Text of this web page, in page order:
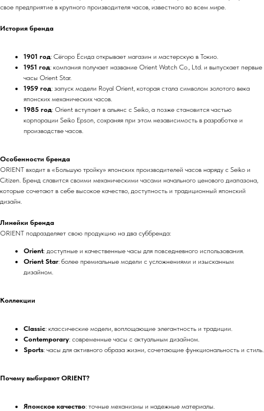
свое предприятие в крупного производителя часов, известного во всем мире.
История бренда
1901 год: Сёгоро Ёсида открывает магазин и мастерскую в Токио.
1951 год: компания получает название Orient Watch Co., Ltd. и выпускает первые
часы Orient Star.
1959 год: запуск модели Royal Orient, которая стала символом золотого века
японских механических часов.
1985 год: Orient вступает в альянс с Seiko, а позже становится частью
корпорации Seiko Epson, сохраняя при этом независимость в разработке и
производстве часов.
Особенности бренда
ORIENT входит в «Большую тройку» японских производителей часов наряду с Seiko и
Citizen. Бренд славится своими механическими часами начального ценового диапазона,
которые сочетают в себе высокое качество, доступность и традиционный японский
дизайн.
Линейки бренда
ORIENT подразделяет свою продукцию на два суббренда:
Orient: доступные и качественные часы для повседневного использования.
Orient Star: более премиальные модели с усложнениями и изысканным
дизайном.
Коллекции
Classic: классические модели, воплощающие элегантность и традиции.
Contemporary: современные часы с актуальным дизайном.
Sports: часы для активного образа жизни, сочетающие функциональность и стиль.
Почему выбирают ORIENT?
Японское качество: точные механизмы и надежные материалы.